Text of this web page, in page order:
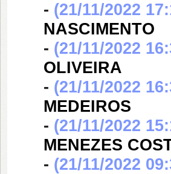
- (21/11/2022
NASCIMENTO
- (21/11/2022
OLIVEIRA
- (21/11/2022
MEDEIROS
- (21/11/2022
MENEZES
- (21/11/2022